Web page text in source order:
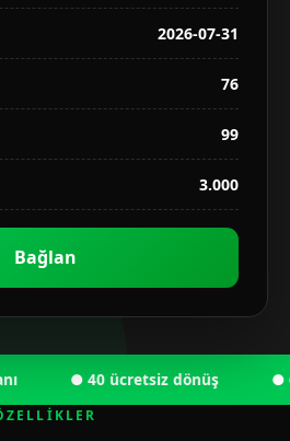
2026-07-31
76
99
3.000
Bağlan
● 40 ücretsiz dönüş ●